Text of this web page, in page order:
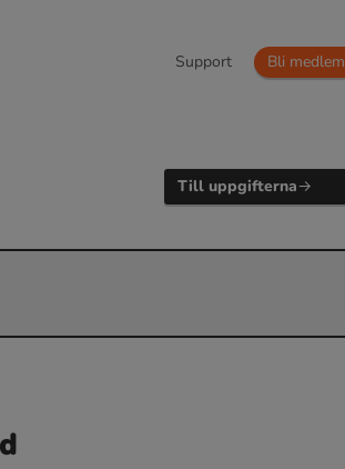
Support Bli medlem
Till uppgifterna